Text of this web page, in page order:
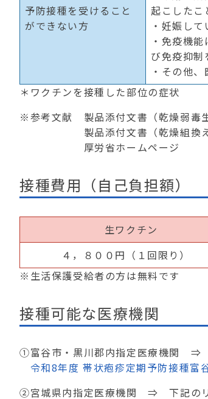
予防接種を受けること
ができない方
起こしたこ
・妊娠して
・免疫機
び免疫抑制
・その他
＊ワクチンを接種した部位の症状
※参考文献 製品添付文書（乾燥弱毒
製品添付文書（乾燥組換え帯状
厚労省ホームページ
接種費用（自己負担額）
生ワクチン
４，８００ 円（１回限り）
※生活保護受給者の方は無料です
接種可能な医療機関
①富谷市・黒川郡内指定医療機関 ⇒
令和8年度 帯状疱疹定期予防接種
②宮城県内指定医療機関 ⇒ 下記のリ